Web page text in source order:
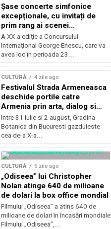
Șase concerte simfonice
excepționale, cu invitați de
prim rang ai scenei
internaționale și ansambluri
orchestrale românești de
prestigiu, în programul
Concursului Enescu 2026
A XX-a ediție a Concursului
Internațional George Enescu, care va
avea loc în perioada 23...
CULTURĂ 4 zile ago
Festivalul Strada Armeneasca
deschide portile catre
Armenia prin arta, dialog si
patrimoniu, intre 31 iulie si 2
august, la Gradina Botanica din
Bucuresti
Intre 31 iulie si 2 august, Gradina
Botanica din Bucuresti gazduieste
cea de-a X-a...
CULTURĂ 5 zile ago
„Odiseea” lui Christopher
Nolan atinge 640 de milioane
de dolari la box office mondial
Filmului „Odiseea” a atins 640 de
milioane de dolari în încasări mondiale
Filmului „Odiseea”,...